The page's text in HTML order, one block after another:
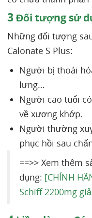
3Đối tượng sử
Những đối tượng
Calonate S Plus:
Người bị thoái
lưng…
Người cao tuổi
về xương khớp.
Người thường
phục hồi sau
==>> Xem thêm
dụng: [CHÍNH
Schiff 2200mg